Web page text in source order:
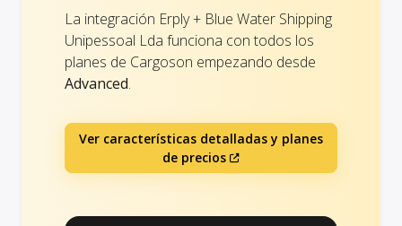
La integración Erply + Blue Water Shipping
Unipessoal Lda funciona con todos los
planes de Cargoson empezando desde
Advanced.
Ver características detalladas y planes
de precios